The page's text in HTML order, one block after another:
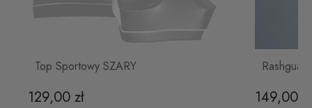
Top Sportowy SZARY
129,00 zł 149,00 zł